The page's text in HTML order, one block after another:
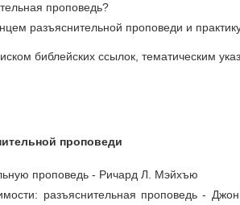
проповедь?
разъяснительной проповеди и
библейских ссылок, тематическим
проповеди
проповедь - Ричард Л. Мэйхъю
разъяснительная проповедь -